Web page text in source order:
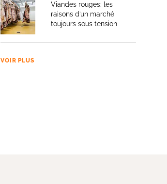
Viandes rouges: les
raisons d’un marché
toujours sous tension
VOIR PLUS